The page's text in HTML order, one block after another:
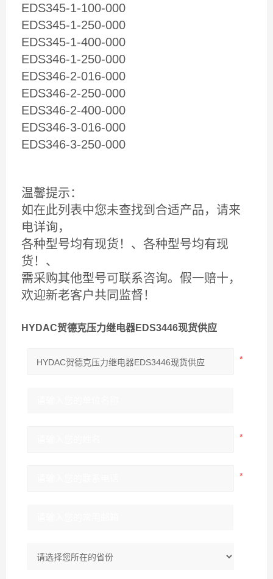
EDS345-1-100-000
EDS345-1-250-000
EDS345-1-400-000
EDS346-1-250-000
EDS346-2-016-000
EDS346-2-250-000
EDS346-2-400-000
EDS346-3-016-000
EDS346-3-250-000
温馨提示：
如在此列表中您未查找到合适产品，请来
电详询，
各种型号均有现货！、各种型号均有现
货！、
需采购其他型号可联系咨询。假一赔十，
欢迎新老客户共同监督！
HYDAC贺德克压力继电器EDS3446现货供应